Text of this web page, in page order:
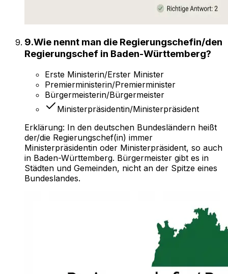
9.Wie nennt man die Regierungschefin/den
Regierungschef in Baden-Württemberg?
Erste Ministerin/Erster Minister
Premierministerin/Premierminister
Bürgermeisterin/Bürgermeister
Ministerpräsidentin/Ministerpräsident
Erklärung: In den deutschen Bundesländern heißt
der/die Regierungschef(in) immer
Ministerpräsidentin oder Ministerpräsident, so auch
in Baden-Württemberg. Bürgermeister gibt es in
Städten und Gemeinden, nicht an der Spitze eines
Bundeslandes.